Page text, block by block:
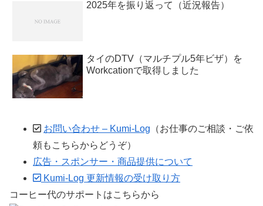
2025年を振り返って（近況報告）
タイのDTV（マルチプル5年ビザ）を
Workcationで取得しました
お問い合わせ – Kumi-Log （お仕事のご相談・ご依
頼もこちらからどうぞ）
広告・スポンサー・商品提供について
Kumi-Log 更新情報の受け取り方
コーヒー代のサポートはこちらから